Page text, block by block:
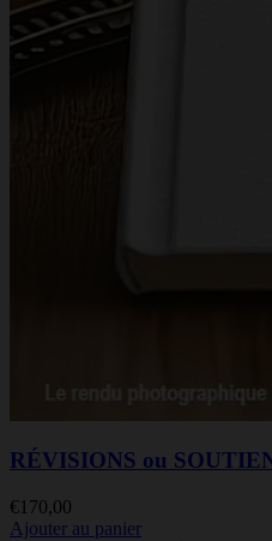
RÉVISIONS ou
€ 170,00
Ajouter au panier